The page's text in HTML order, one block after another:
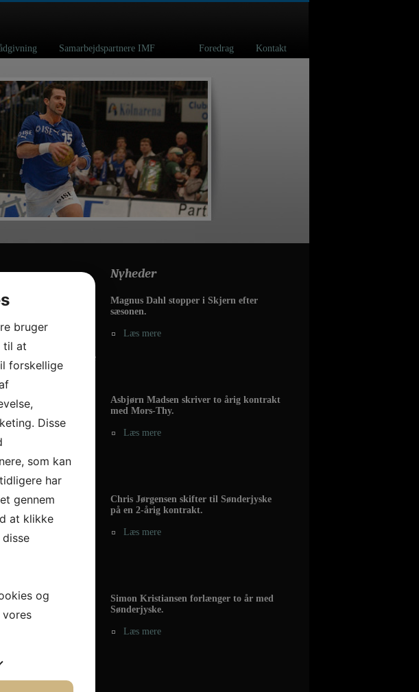
Samarbejdspartnere IMF Foredrag Kontakt
Olsen indgået an
med at spille
sig yderligere
Qatar Cup og Emir
Nyheder
Magnus Dahl stopper i Skjern efter
sæsonen.
Læs mere
Asbjørn Madsen skriver to årig kontrakt
med Mors-Thy.
Læs mere
Chris Jørgensen skifter til Sønderjyske
på en 2-årig kontrakt.
Læs mere
Simon Kristiansen forlænger to år med
Sønderjyske.
Læs mere
bruger
til at
forskellige
Disse
som kan
har
gennem
at klikke
og
vores